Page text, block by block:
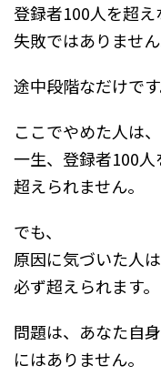
登録者100人を超え
失敗ではありません
途中段階なだけです
ここでやめた人は、
一生、登録者100人
超えられません。
でも、
原因に気づいた人は
必ず超えられます。
問題は、あなた自身
にはありません。